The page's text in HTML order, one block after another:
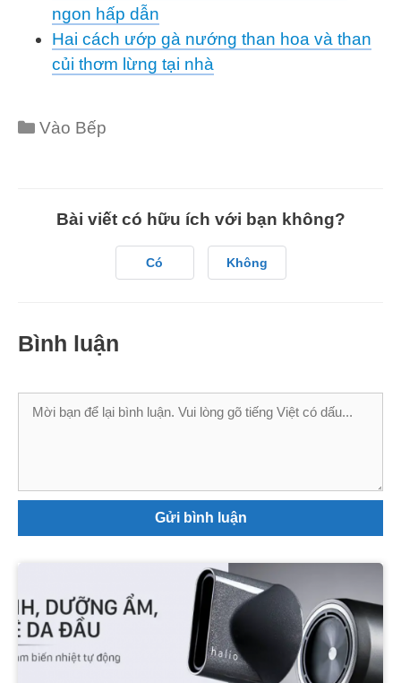
ngon hấp dẫn
Hai cách ướp gà nướng than hoa và than
củi thơm lừng tại nhà
Categories
Vào Bếp
Bài viết có hữu ích với bạn không?
Có Không
Bình luận
Bình